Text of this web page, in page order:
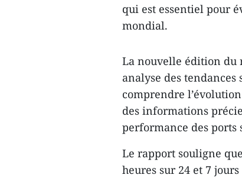
qui est essentiel pour
mondial.
La nouvelle édition du
analyse des
comprendre
des informations
performance des ports
Le rapport souligne
heures sur 24 et 7